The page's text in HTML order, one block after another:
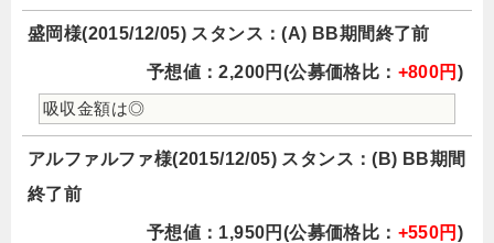
盛岡様(2015/12/05) スタンス：(A) BB期間終了前
予想値：2,200円(公募価格比： +800円 )
吸収金額は◎
アルファルファ様(2015/12/05) スタンス：(B) BB期間
終了前
予想値：1,950円(公募価格比： +550円 )